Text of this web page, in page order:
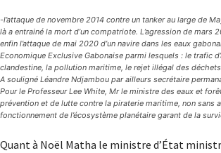
-l’attaque de novembre 2014 contre un tanker au large de
là a entrainé la mort d’un compatriote. L’agression de
enfin l’attaque de mai 2020 d’un navire dans les eaux
Economique Exclusive Gabonaise parmi lesquels : le trafic
clandestine, la pollution maritime, le rejet illégal des
A souligné Léandre Ndjambou par ailleurs secrétaire
Pour le Professeur Lee White, Mr le ministre des eaux et
prévention et de lutte contre la piraterie maritime, non sans
fonctionnement de l’écosystème planétaire garant de la
Quant à Noël Matha le ministre d’État